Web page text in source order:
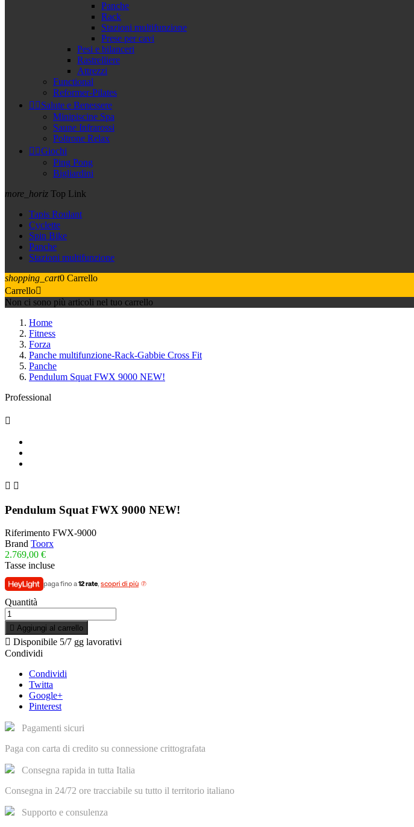
Panche
Rack
Stazioni multifunzione
Prese per cavi
Pesi e bilanceri
Rastrelliere
Attrezzi
Functional
Reformer-Pilates
 Salute e Benessere
Minipiscine Spa
Saune Infrarossi
Poltrone Relax
 Giochi
Ping Pong
Bigliardini
more_horiz Top Link
Tapis Roulant
Cyclette
Spin Bike
Panche
Stazioni multifunzione
shopping_cart0 Carrello
Carrello
Non ci sono più articoli nel tuo carrello
Home
Fitness
Forza
Panche multifunzione-Rack-Gabbie Cross Fit
Panche
Pendulum Squat FWX 9000 NEW!
Professional

 
Pendulum Squat FWX 9000 NEW!
Riferimento FWX-9000
Brand Toorx
2.769,00 €
Tasse incluse
paga fino a12 rate, scopri di più
Quantità
 Aggiungi al carrello
 Disponibile 5/7 gg lavorativi
Condividi
Condividi
Twitta
Google+
Pinterest
Pagamenti sicuri
Paga con carta di credito su connessione crittografata
Consegna rapida in tutta Italia
Consegna in 24/72 ore tracciabile su tutto il territorio italiano
Supporto e consulenza